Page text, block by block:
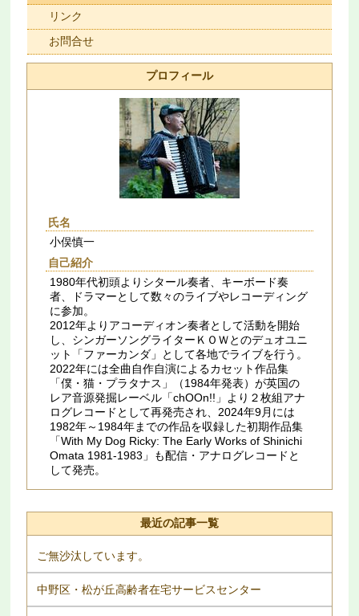
リンク
お問合せ
プロフィール
氏名
小俣慎一
自己紹介
1980年代初頭よりシタール奏者、キーボード奏
者、ドラマーとして数々のライブやレコーディング
に参加。
2012年よりアコーディオン奏者として活動を開始
し、シンガーソングライターＫＯＷとのデュオユニ
ット「ファーカンダ」として各地でライブを行う。
2022年には全曲自作自演によるカセット作品集
「僕・猫・プラタナス」（1984年発表）が英国の
レア音源発掘レーベル「chOOn!!」より２枚組アナ
ログレコードとして再発売され、2024年9月には
1982年～1984年までの作品を収録した初期作品集
「With My Dog Ricky: The Early Works of Shinichi
Omata 1981​-​1983」も配信・アナログレコードと
して発売。
最近の記事一覧
ご無沙汰しています。
中野区・松が丘高齢者在宅サービスセンター